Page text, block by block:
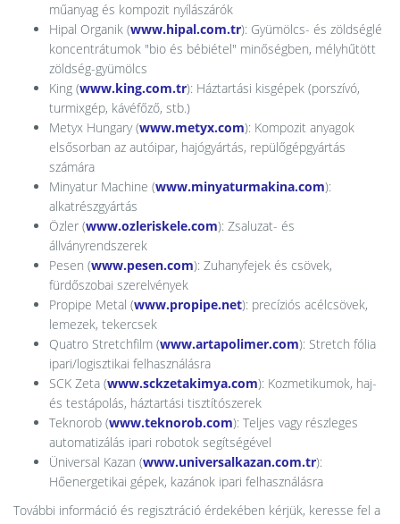
műanyag és kompozit nyílászárók
Hipal Organik (www.hipal.com.tr): Gyümölcs- és zöldséglé
koncentrátumok "bio és bébiétel" minőségben, mélyhűtött
zöldség-gyümölcs
King (www.king.com.tr): Háztartási kisgépek (porszívó,
turmixgép, kávéfőző, stb.)
Metyx Hungary (www.metyx.com): Kompozit anyagok
elsősorban az autóipar, hajógyártás, repülőgépgyártás
számára
Minyatur Machine (www.minyaturmakina.com):
alkatrészgyártás
Özler (www.ozleriskele.com): Zsaluzat- és
állványrendszerek
Pesen (www.pesen.com): Zuhanyfejek és csövek,
fürdőszobai szerelvények
Propipe Metal (www.propipe.net): precíziós acélcsövek,
lemezek, tekercsek
Quatro Stretchfilm (www.artapolimer.com): Stretch fólia
ipari/logisztikai felhasználásra
SCK Zeta (www.sckzetakimya.com): Kozmetikumok, haj-
és testápolás, háztartási tisztítószerek
Teknorob (www.teknorob.com): Teljes vagy részleges
automatizálás ipari robotok segítségével
Üniversal Kazan (www.universalkazan.com.tr):
Hőenergetikai gépek, kazánok ipari felhasználásra
További információ és regisztráció érdekében kérjük, keresse fel a